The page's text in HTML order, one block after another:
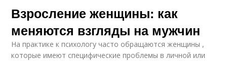
Взросление женщины: как
меняются взгляды на мужчин
На практике к психологу часто обращаются женщины ,
которые имеют специфические проблемы в личной или